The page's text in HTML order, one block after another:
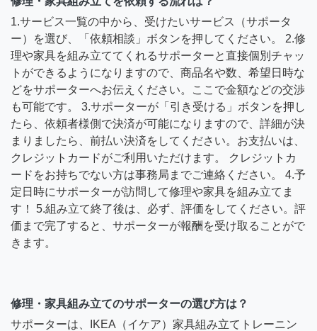
1.サービス一覧の中から、受けたいサービス（サポータ
ー）を選び、「依頼相談」ボタンを押してください。 2.修
理や家具を組み立ててくれるサポーターと直接個別チャッ
トができるようになりますので、商品名や数、希望日時な
どをサポーターへお伝えください。ここで金額などの交渉
も可能です。 3.サポーターが「引き受ける」ボタンを押し
たら、依頼者様側で決済が可能になりますので、詳細が決
まりましたら、前払い決済をしてください。お支払いは、
クレジットカードがご利用いただけます。 クレジットカ
ードをお持ちでない方は事務局までご連絡ください。 4.予
定日時にサポーターが訪問して修理や家具を組み立てま
す！ 5.組み立て終了後は、必ず、評価をしてください。評
価まで完了すると、サポーターが報酬を受け取ることがで
きます。
修理・家具組み立てのサポーターの選び方は？
サポーターは、IKEA（イケア）家具組み立てトレーニン